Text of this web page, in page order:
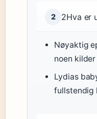
2 2Hva er
Nøyaktig
noen
Lydias
fullstendig